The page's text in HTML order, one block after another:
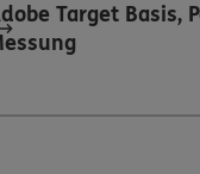
Target Basis,